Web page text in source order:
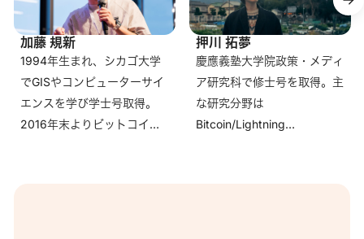
X
加藤 規新
1994年生まれ、シカゴ大学
でGISやコンピューターサイ
エンスを学び学士号取得。
2016年末よりビットコイン
X
押川 拓夢
慶應義塾大学院政策・メディ
ア研究科で修士号を取得。主
な研究分野は
Bitcoin/Lightning